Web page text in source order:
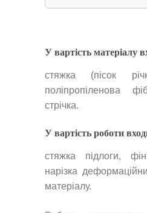
У вартість матеріалу
стяжка (пісок
поліпропіленова
стрічка.
У вартість роботи
стяжка підлоги,
нарізка
матеріалу.